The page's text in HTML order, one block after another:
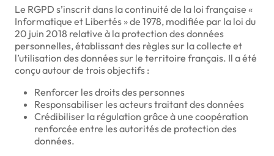
Le RGPD s’inscrit dans la continuité de la loi française «
Informatique et Libertés » de 1978, modifiée par la loi du
20 juin 2018 relative à la protection des données
personnelles, établissant des règles sur la collecte et
l’utilisation des données sur le territoire français. Il a été
conçu autour de trois objectifs :
Renforcer les droits des personnes
Responsabiliser les acteurs traitant des données
Crédibiliser la régulation grâce à une coopération
renforcée entre les autorités de protection des
données.